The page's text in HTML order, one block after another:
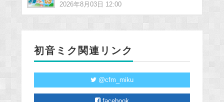
2026年8月03日 12:00
初音ミク関連リンク
@cfm_miku